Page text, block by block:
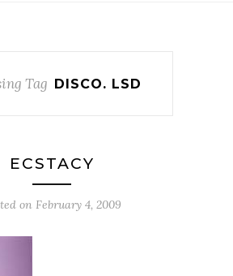
Tag DISCO. LSD
ECSTACY
on February 4, 2009